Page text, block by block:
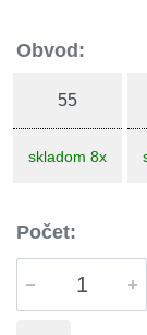
Obvod:
55
skladom 8x
Počet: